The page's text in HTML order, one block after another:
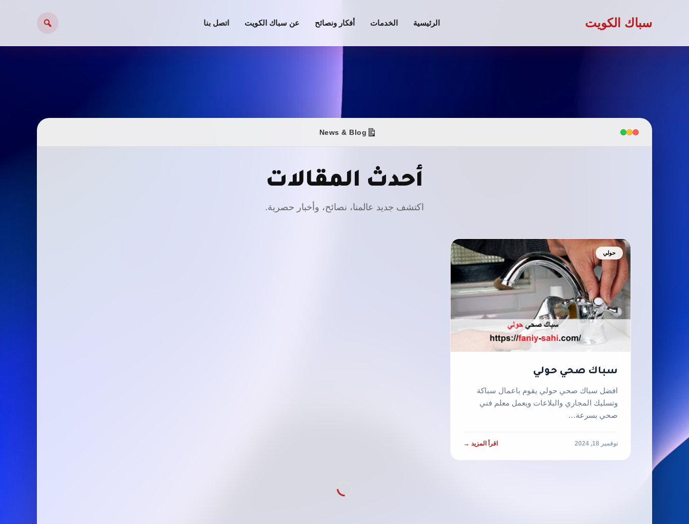
سباك الكويت الرئيسية الخدمات أفكار ونصائح عن سباك الكويت اتصل بنا
News & Blog
أحدث المقالات
اكتشف جديد عالمنا، نصائح، وأخبار حصرية.
حولي
سباك صحي حولي
افضل سباك صحي حولي يقوم باعمال سباكة
وتسليك المجاري والبلاعات ويعمل معلم فني
صحي بسرعة…
نوفمبر 18, 2024 اقرأ المزيد →